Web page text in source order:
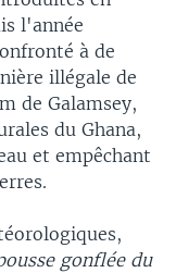
l'année
à de
illégale de
de Galamsey,
du Ghana,
et empêchant
gonflée du